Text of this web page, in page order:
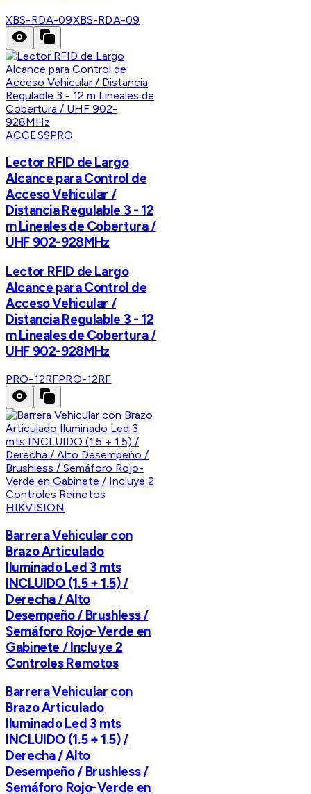
XBS-RDA-09XBS-RDA-09
ACCESSPRO
Lector RFID de Largo
Alcance para Control de
Acceso Vehicular /
Distancia Regulable 3 - 12
m Lineales de Cobertura /
UHF 902-928MHz
Lector RFID de Largo
Alcance para Control de
Acceso Vehicular /
Distancia Regulable 3 - 12
m Lineales de Cobertura /
UHF 902-928MHz
PRO-12RFPRO-12RF
HIKVISION
Barrera Vehicular con
Brazo Articulado
Iluminado Led 3 mts
INCLUIDO (1.5 + 1.5) /
Derecha / Alto
Desempeño / Brushless /
Semáforo Rojo-Verde en
Gabinete / Incluye 2
Controles Remotos
Barrera Vehicular con
Brazo Articulado
Iluminado Led 3 mts
INCLUIDO (1.5 + 1.5) /
Derecha / Alto
Desempeño / Brushless /
Semáforo Rojo-Verde en